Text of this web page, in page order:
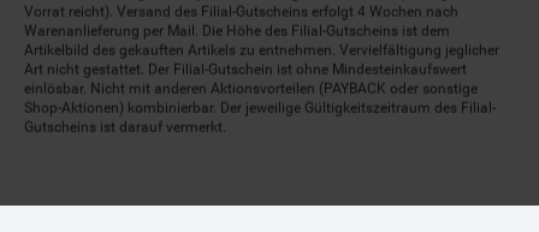
Vorrat reicht). Versand des Filial-Gutscheins erfolgt 4 Wochen nach
Warenanlieferung per Mail. Die Höhe des Filial-Gutscheins ist dem
Artikelbild des gekauften Artikels zu entnehmen. Vervielfältigung jeglicher
Art nicht gestattet. Der Filial-Gutschein ist ohne Mindesteinkaufswert
einlösbar. Nicht mit anderen Aktionsvorteilen (PAYBACK oder sonstige
Shop-Aktionen) kombinierbar. Der jeweilige Gültigkeitszeitraum des Filial-
Gutscheins ist darauf vermerkt.